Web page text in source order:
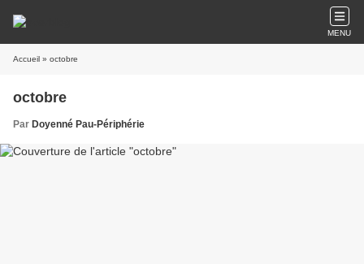
MENU
Accueil » octobre
octobre
Par Doyenné Pau-Périphérie